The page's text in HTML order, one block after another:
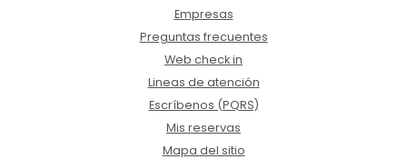
Empresas
Preguntas frecuentes
Web check in
Lineas de atención
Escríbenos (PQRS)
Mis reservas
Mapa del sitio